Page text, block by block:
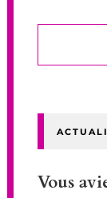
Vous